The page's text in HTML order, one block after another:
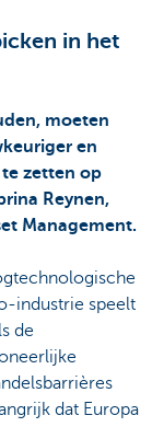
in het
moeten
en
zetten op
Reynen,
Management.
industrie speelt
de
dat Europa